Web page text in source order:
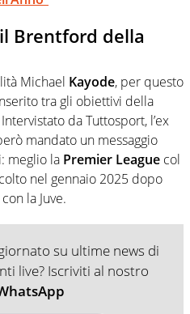
Brentford della
Michael Kayode, per questo
tra gli obiettivi della
da Tuttosport, l’ex
mandato un messaggio
meglio la Premier League col
nel gennaio 2025 dopo
con la Juve.
su ultime news di
live? Iscriviti al nostro